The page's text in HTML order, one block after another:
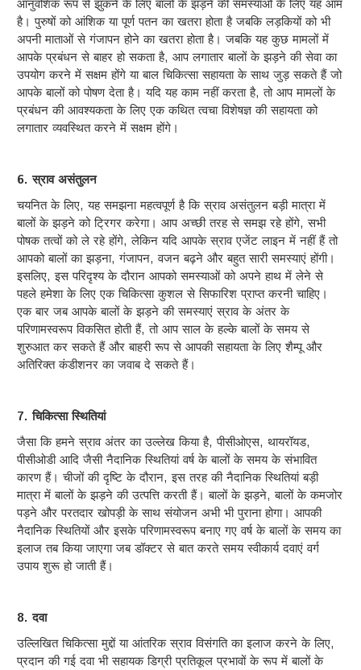
आनुवंशिक रूप से झुकने के लिए बालों के झड़ने की समस्याओं के लिए यह आम
है। पुरुषों को आंशिक या पूर्ण पतन का खतरा होता है जबकि लड़कियों को भी
अपनी माताओं से गंजापन होने का खतरा होता है। जबकि यह कुछ मामलों में
आपके प्रबंधन से बाहर हो सकता है, आप लगातार बालों के झड़ने की सेवा का
उपयोग करने में सक्षम होंगे या बाल चिकित्सा सहायता के साथ जुड़ सकते हैं जो
आपके बालों को पोषण देता है। यदि यह काम नहीं करता है, तो आप मामलों के
प्रबंधन की आवश्यकता के लिए एक कथित त्वचा विशेषज्ञ की सहायता को
लगातार व्यवस्थित करने में सक्षम होंगे।
6. स्राव असंतुलन
चयनित के लिए, यह समझना महत्वपूर्ण है कि स्राव असंतुलन बड़ी मात्रा में
बालों के झड़ने को ट्रिगर करेगा। आप अच्छी तरह से समझ रहे होंगे, सभी
पोषक तत्वों को ले रहे होंगे, लेकिन यदि आपके स्राव एजेंट लाइन में नहीं हैं तो
आपको बालों का झड़ना, गंजापन, वजन बढ़ने और बहुत सारी समस्याएं होंगी।
इसलिए, इस परिदृश्य के दौरान आपको समस्याओं को अपने हाथ में लेने से
पहले हमेशा के लिए एक चिकित्सा कुशल से सिफारिश प्राप्त करनी चाहिए।
एक बार जब आपके बालों के झड़ने की समस्याएं स्राव के अंतर के
परिणामस्वरूप विकसित होती हैं, तो आप साल के हल्के बालों के समय से
शुरुआत कर सकते हैं और बाहरी रूप से आपकी सहायता के लिए शैम्पू और
अतिरिक्त कंडीशनर का जवाब दे सकते हैं।
7. चिकित्सा स्थितियां
जैसा कि हमने स्राव अंतर का उल्लेख किया है, पीसीओएस, थायरॉयड,
पीसीओडी आदि जैसी नैदानिक स्थितियां वर्ष के बालों के समय के संभावित
कारण हैं। चीजों की दृष्टि के दौरान, इस तरह की नैदानिक स्थितियां बड़ी
मात्रा में बालों के झड़ने की उत्पत्ति करती हैं। बालों के झड़ने, बालों के कमजोर
पड़ने और परतदार खोपड़ी के साथ संयोजन अभी भी पुराना होगा। आपकी
नैदानिक स्थितियों और इसके परिणामस्वरूप बनाए गए वर्ष के बालों के समय का
इलाज तब किया जाएगा जब डॉक्टर से बात करते समय स्वीकार्य दवाएं वर्ग
उपाय शुरू हो जाती हैं।
8. दवा
उल्लिखित चिकित्सा मुद्दों या आंतरिक स्राव विसंगति का इलाज करने के लिए,
प्रदान की गई दवा भी सहायक डिग्री प्रतिकूल प्रभावों के रूप में बालों के